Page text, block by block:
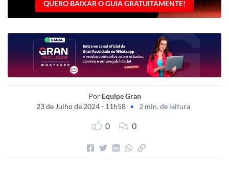
QUERO BAIXAR O GUIA GRATUITAMENTE!
Por Equipe Gran
23 de Julho de 2024 - 11h58 • 2 min. de leitura
0 0